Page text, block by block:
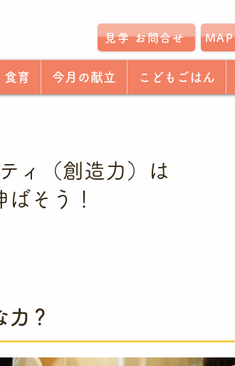
見学 お問合せ MAP
食育 今月の献立 こどもごはん
ィ（創造力）は
そう！
力？